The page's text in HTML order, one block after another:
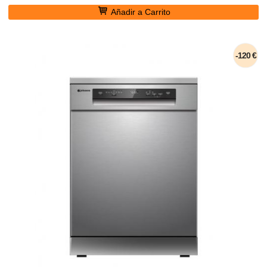
Añadir a Carrito
-120 €